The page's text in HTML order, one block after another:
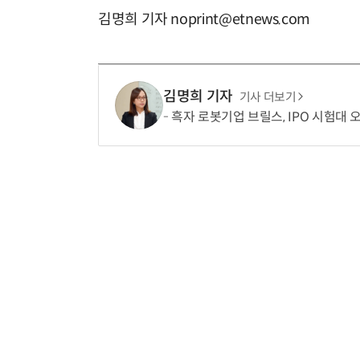
김명희 기자 noprint@etnews.com
김명희 기자 기사 더보기
흑자 로봇기업 브릴스, IPO 시험대